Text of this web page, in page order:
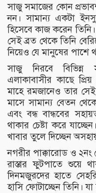
সাজু সমাজের কোন
নন। সামান্য একটা
হিসেবে কাজ করেন
সেই ব্রত থেকে তিনি
নিয়েও যে মানুষের পাশে
সাজু নিরবে বিভিন্ন
এলাকাবাসীর কাছে
মাহে রমজানেও তার
মাসে সামান্য বেতন
এবং বন্ধ বান্ধবের
থাকার চেষ্টা করে
খাবার তুলে দিচ্ছেন
নগরীর পাক্কারোড ও ২নং
রাস্তার ফুটপাতে শুয়ে
দিনমজুরদের হাতে
হাসি ফোটাচ্ছেন তিনি।